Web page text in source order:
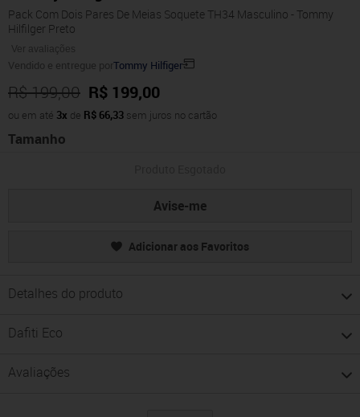
Pack Com Dois Pares De Meias Soquete TH34 Masculino - Tommy
Hilfilger Preto
Ver avaliações
Vendido e entregue porTommy Hilfiger
R$ 199,00 R$ 199,00
ou em até 3x de R$ 66,33 sem juros no cartão
Tamanho
Avise-me
Adicionar aos Favoritos
Detalhes do produto
Dafiti Eco
Avaliações